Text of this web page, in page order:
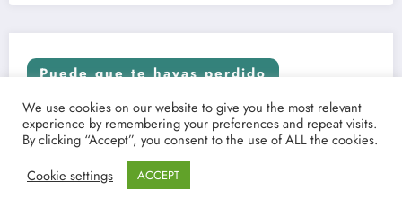
Puede que te hayas perdido
TRÁILERS, ARTÍCULOS Y CRÍTICAS UNCATEGORIZED
We use cookies on our website to give you the most relevant
experience by remembering your preferences and repeat visits.
By clicking “Accept”, you consent to the use of ALL the cookies.
Cookie settings
ACCEPT